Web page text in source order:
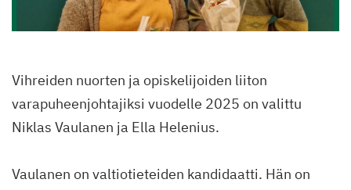
Vihreiden nuorten ja opiskelijoiden liiton
varapuheenjohtajiksi vuodelle 2025 on valittu
Niklas Vaulanen ja Ella Helenius.
Vaulanen on valtiotieteiden kandidaatti. Hän on